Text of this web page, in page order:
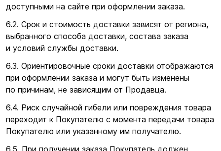
доступными на сайте при оформлении заказа.
6.2. Срок и стоимость доставки зависят от региона,
выбранного способа доставки, состава заказа
и условий службы доставки.
6.3. Ориентировочные сроки доставки отображаются
при оформлении заказа и могут быть изменены
по причинам, не зависящим от Продавца.
6.4. Риск случайной гибели или повреждения товара
переходит к Покупателю с момента передачи товара
Покупателю или указанному им получателю.
6.5. При получении заказа Покупатель должен